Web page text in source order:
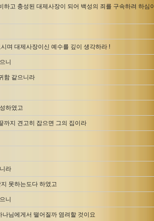
고 충성된 대제사장이 되어 백성의 죄를 구속하려 하심이
며 대제사장이신 예수를 깊이 생각하라 !
니
함 같으니라
하였고
까지 견고히 잡으면 그의 집이라
라
못하는도다 하였고
니
님에게서 떨어질까 염려할 것이요